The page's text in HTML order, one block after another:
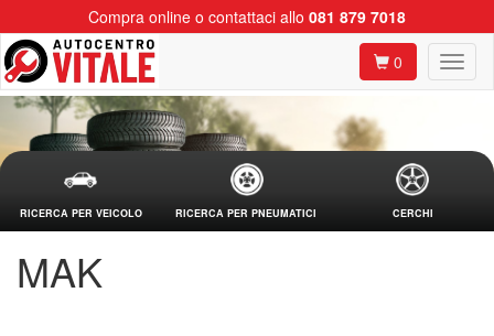
Compra online o contattaci allo 081 879 7018
0
RICERCA PER VEICOLO RICERCA PER PNEUMATICI CERCHI
MAK